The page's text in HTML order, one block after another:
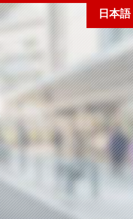
日本語